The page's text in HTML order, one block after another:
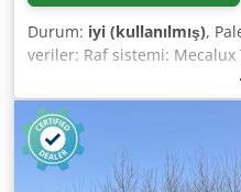
Durum: iyi (kullanılmış),
veriler: Raf sistemi: Mecalux
içerir: 01x dik palet rafı,
Çerçeve profili: 80 x 69 x
destekler dahil, ayak
edilmiştir (cıvatalı çerçeve)
derinlik Not: Bazı raf